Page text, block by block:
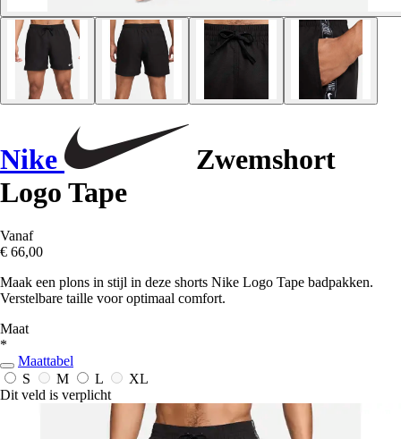
Nike
Zwemshort
Logo Tape
Vanaf
€ 66,00
Maak een plons in stijl in deze shorts Nike Logo Tape badpakken.
Verstelbare taille voor optimaal comfort.
Maat
*
Maattabel
S
M L
XL
Dit veld is verplicht